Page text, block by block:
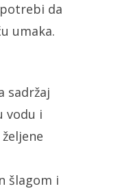
da
umaka.
sadržaj
vodu i
šlagom i